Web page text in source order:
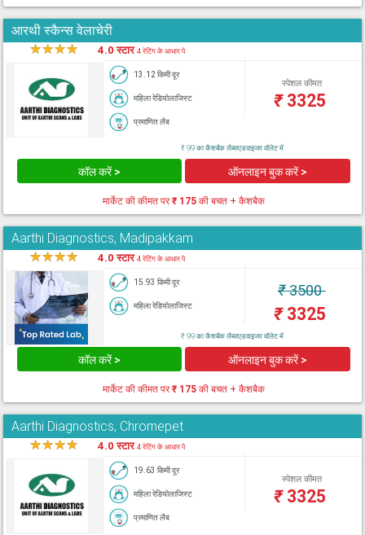
आरथी स्कैन्स वेलाचेरी
★★★★ 4.0 स्टार4 रेटिंग के आधार पे
13.12 किमी दूर
महिला रेडियोलाजिस्ट
प्रमाणित लैब
स्पेशल कीमत
₹3325
₹ 99 का कैशबैक लैब्सएडवाइजर वॉलेट में
कॉल करें > ऑनलाइन बुक करें >
मार्केट की कीमत पर₹ 175की बचत + कैशबैक
Aarthi Diagnostics, Madipakkam
★★★★ 4.0 स्टार4 रेटिंग के आधार पे
15.93 किमी दूर
महिला रेडियोलाजिस्ट
₹3500
₹3325
₹ 99 का कैशबैक लैब्सएडवाइजर वॉलेट में
कॉल करें > ऑनलाइन बुक करें >
मार्केट की कीमत पर₹ 175की बचत + कैशबैक
Aarthi Diagnostics, Chromepet
★★★★ 4.0 स्टार4 रेटिंग के आधार पे
19.63 किमी दूर
महिला रेडियोलाजिस्ट
प्रमाणित लैब
स्पेशल कीमत
₹3325